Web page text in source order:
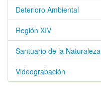
Deterioro Ambiental
Región XIV
Santuario de la Naturaleza
Videograbación